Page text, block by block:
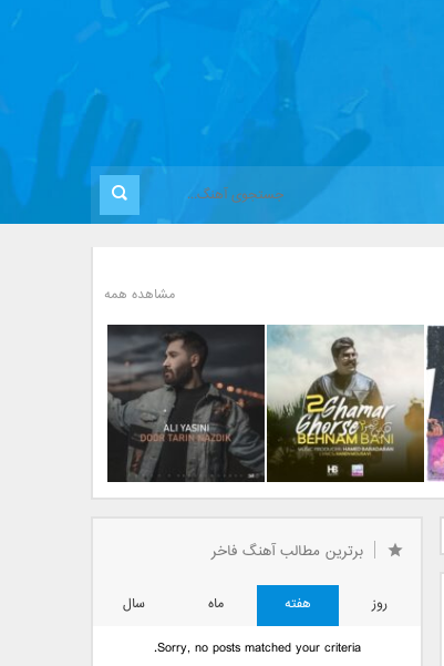
مشاهده همه
بانی بنام قرص قمر 2
یاسینی بنام دورترین نزدیک
برترین مطالب آهنگ فاخر
روز هفته ماه
سال
Sorry, no posts matched your criteria.